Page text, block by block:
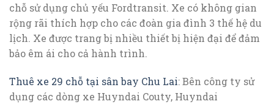
chỗ sử dụng chủ yếu Fordtransit. Xe có không gian
rộng rãi thích hợp cho các đoàn gia đình 3 thế hệ du
lịch. Xe được trang bị nhiều thiết bị hiện đại để đảm
bảo êm ái cho cả hành trình.
Thuê xe 29 chỗ tại sân bay Chu Lai: Bên công ty sử
dụng các dòng xe Huyndai Couty, Huyndai